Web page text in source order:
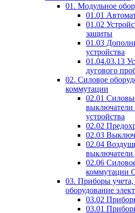
01. Модульное
01.01
01.02
защиты
01.03
устройства
01.04.03.13
дугового
02. Силовое
коммутации
02.01
выключатели
устройства
02.02
02.03
02.04
выключатели
02.06
коммутации
03. Приборы учета,
оборудование
03.02
03.01